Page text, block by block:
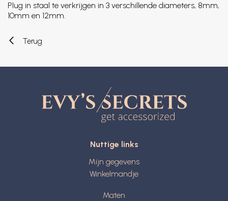
Plug in staal te verkrijgen in 3 verschillende diameters, 8mm,
10mm en 12mm.
Terug
Nuttige links
Mijn gegevens
Winkelmandje
Maten